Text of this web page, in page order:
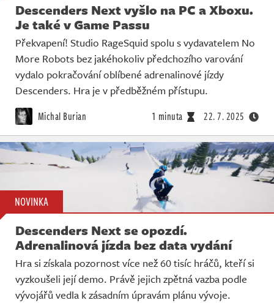
Descenders Next vyšlo na PC a Xboxu.
Je také v Game Passu
Překvapení! Studio RageSquid spolu s vydavatelem No
More Robots bez jakéhokoliv předchozího varování
vydalo pokračování oblíbené adrenalinové jízdy
Descenders. Hra je v předběžném přístupu.
Michal Burian 1 minuta 22. 7. 2025
NOVINKA
Descenders Next se opozdí.
Adrenalinová jízda bez data vydání
Hra si získala pozornost více než 60 tisíc hráčů, kteří si
vyzkoušeli její demo. Právě jejich zpětná vazba podle
vývojářů vedla k zásadním úpravám plánu vývoje.